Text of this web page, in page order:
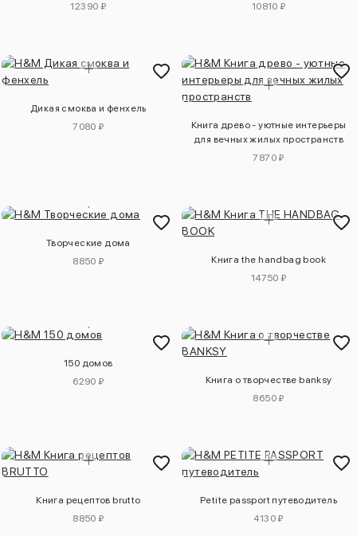
12390 ₽
10810 ₽
Дикая смоква и фенхель
7080 ₽
Книга древо - уютные интерьеры
для вечных жилых пространств
7870 ₽
Творческие дома
8850 ₽
Книга the handbag book
14750 ₽
150 домов
6290 ₽
Книга о творчестве banksy
8650 ₽
Книга рецептов brutto
8850 ₽
Petite passport путеводитель
4130 ₽